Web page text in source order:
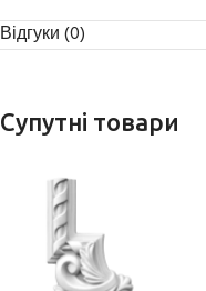
Відгуки (0)
Супутні товари